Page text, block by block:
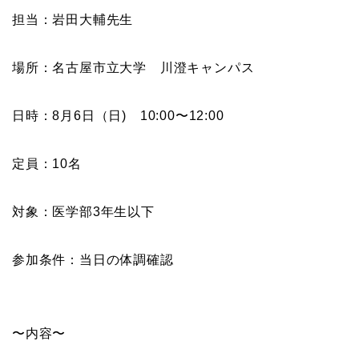
担当：岩田大輔先生
場所：名古屋市立大学 川澄キャンパス
日時：8月6日（日) 10:00〜12:00
定員：10名
対象：医学部3年生以下
参加条件：当日の体調確認
〜内容〜